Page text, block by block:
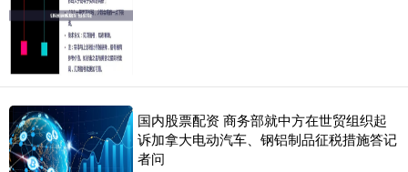
国内股票配资 商务部就中方在世贸组织起
诉加拿大电动汽车、钢铝制品征税措施答记
者问